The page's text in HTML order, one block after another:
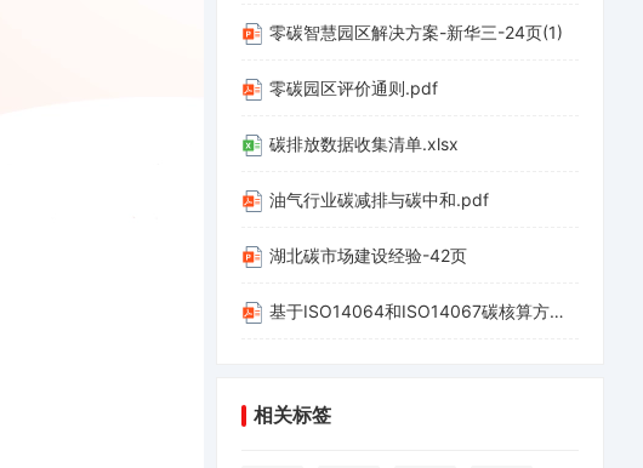
零碳智慧园区解决方案-新华三-24页(1)
零碳园区评价通则.pdf
碳排放数据收集清单.xlsx
油气行业碳减排与碳中和.pdf
湖北碳市场建设经验-42页
基于ISO14064和ISO14067碳核算方法应用-20220312-山西科城能源环境创新研究院-39页.pdf
相关标签